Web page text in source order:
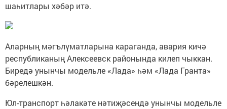
шаһитлары хәбәр итә.
Аларның мәгълүматларына караганда, авария кичә
республиканың Алексеевск районында килеп чыккан.
Биредә унынчы модельле «Лада» һәм «Лада Гранта»
бәрелешкән.
Юл-транспорт һәлакәте нәтиҗәсендә унынчы модельле